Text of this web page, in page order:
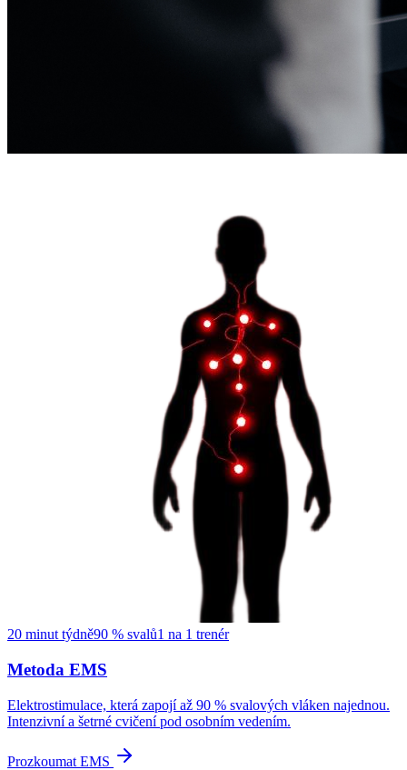
20 minut týdně90 % svalů1 na 1 trenér
Metoda EMS
Elektrostimulace, která zapojí až 90 % svalových vláken najednou.
Intenzivní a šetrné cvičení pod osobním vedením.
Prozkoumat EMS